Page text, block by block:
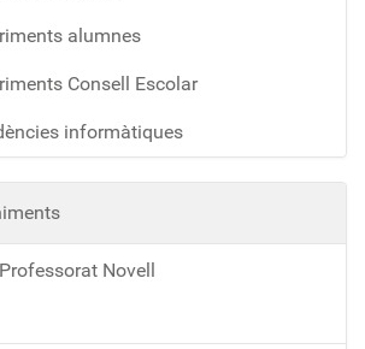
alumnes
Consell Escolar
informàtiques
Novell